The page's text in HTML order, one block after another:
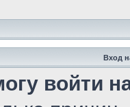
Вход
войти